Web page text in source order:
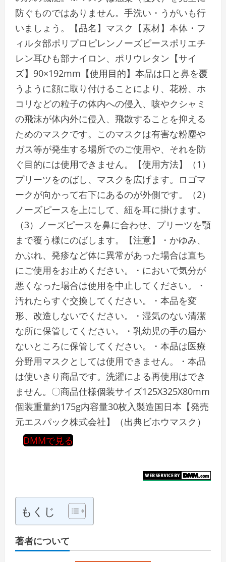
防ぐものではありません。手洗い・うがいも行
いましょう。【品名】マスク【素材】本体・フ
ィルタ部ポリプロピレンノーズピースポリエチ
レン耳ひも部ナイロン、ポリウレタン【サイ
ズ】90×192mm【使用目的】本品は口と鼻を覆
うように顔に取り付けることにより、花粉、ホ
コリなどの粒子の体内への侵入、咳やクシャミ
の飛沫が体内外に侵入、飛散することを抑える
ためのマスクです。このマスクは有害な粉塵や
ガス等が発生する場所でのご使用や、それを防
ぐ目的には使用できません。【使用方法】（1）
プリーツをのばし、マスクを広げます。ロゴマ
ークが向かって右下にあるのが外側です。（2）
ノーズピースを上にして、紐を耳に掛けます。
（3）ノーズピースを鼻に合わせ、プリーツを顎
まで覆う様にのばします。【注意】・かゆみ、
かぶれ、発疹など体に異常があった場合は直ち
にご使用をお止めください。・においで気分が
悪くなった場合は使用を中止してください。・
汚れたらすぐ交換してください。・本品を変
形、改造しないでください。・湿気のない清潔
な所に保管してください。・乳幼児の手の届か
ないところに保管してください。・本品は医療
分野用マスクとしては使用できません。・本品
は使いきり商品です。洗濯による再使用はでき
ません。〇商品仕様個装サイズ125X325X80mm
個装重量約175g内容量30枚入製造国日本【発売
元エスパック株式会社】（出典ビホウマスク）
DMMで見る
もくじ
著者について